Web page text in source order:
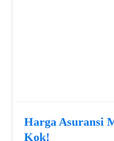
Harga Asuransi
Kok!